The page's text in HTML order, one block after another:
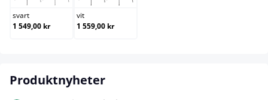
svart
1 549,00 kr
vit
1 559,00 kr
Produktnyheter